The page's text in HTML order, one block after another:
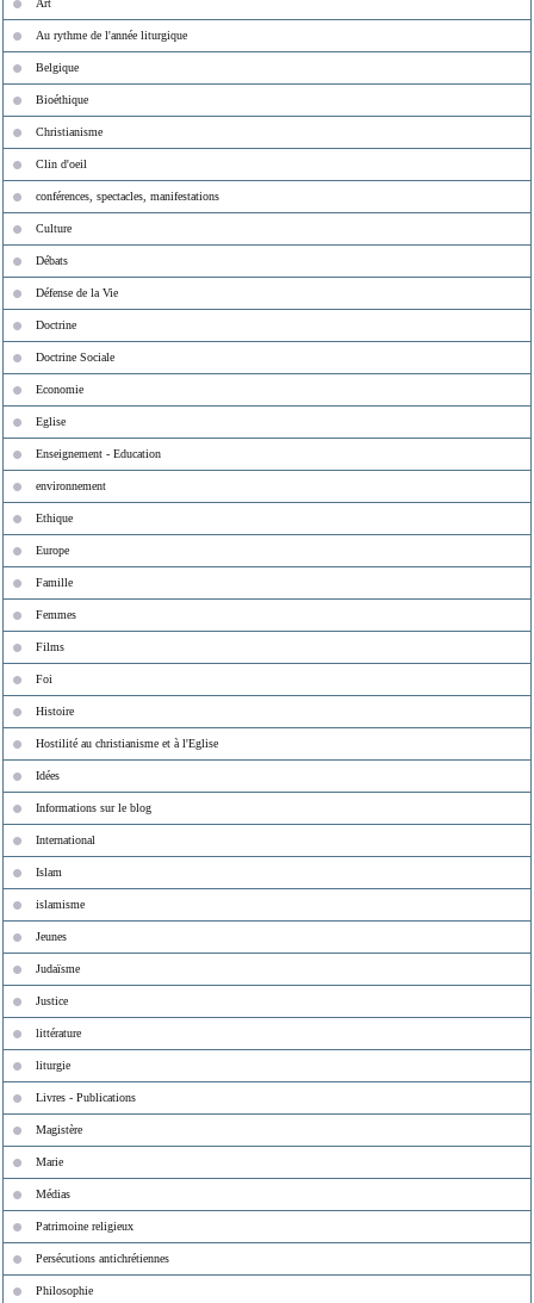
Art
Au rythme de l'année liturgique
Belgique
Bioéthique
Christianisme
Clin d'oeil
conférences, spectacles, manifestations
Culture
Débats
Défense de la Vie
Doctrine
Doctrine Sociale
Economie
Eglise
Enseignement - Education
environnement
Ethique
Europe
Famille
Femmes
Films
Foi
Histoire
Hostilité au christianisme et à l'Eglise
Idées
Informations sur le blog
International
Islam
islamisme
Jeunes
Judaïsme
Justice
littérature
liturgie
Livres - Publications
Magistère
Marie
Médias
Patrimoine religieux
Persécutions antichrétiennes
Philosophie